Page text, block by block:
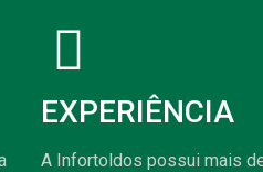
EXPERIÊNCIA
A Infortoldos possui mais